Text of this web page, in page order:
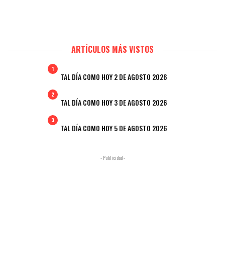
ARTÍCULOS MÁS VISTOS
1
TAL DÍA COMO HOY 2 DE AGOSTO 2026
2
TAL DÍA COMO HOY 3 DE AGOSTO 2026
3
TAL DÍA COMO HOY 5 DE AGOSTO 2026
- Publicidad -